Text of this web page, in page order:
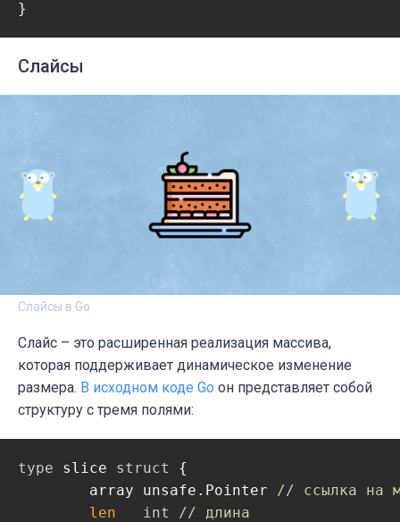
Слайсы
Слайсы в Go
Слайс – это расширенная реализация массива,
которая поддерживает динамическое изменение
размера. В исходном коде Go он представляет собой
структуру с тремя полями:
type slice struct
{
	array unsafe.Pointer
// ссылка на
len
int
// длина